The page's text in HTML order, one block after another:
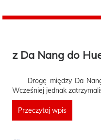
z Da Nang do
Drogę między Da
Wcześniej jednak
Przeczytaj wpis